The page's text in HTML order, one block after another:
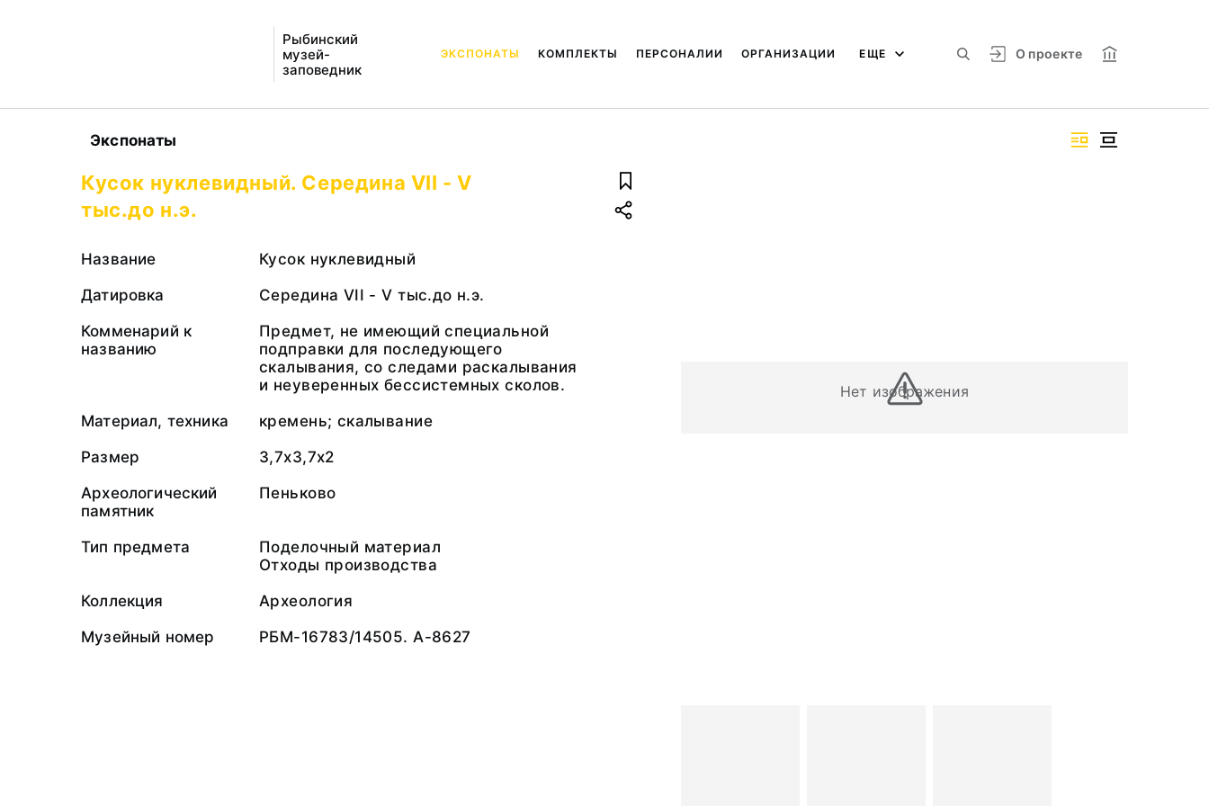
Рыбинский
музей-
заповедник
О проекте
ЭКСПОНАТЫ КОМПЛЕКТЫ ПЕРСОНАЛИИ ОРГАНИЗАЦИИ ЕЩЕ
Экспонаты
Нет изображения
Кусок нуклевидный. Середина VII - V
тыс.до н.э.
Название
Кусок нуклевидный
Датировка
Середина VII - V тыс.до н.э.
Комменарий к
названию
Предмет, не имеющий специальной
подправки для последующего
скалывания, со следами раскалывания
и неуверенных бессистемных сколов.
Материал, техника
кремень; скалывание
Размер
3,7х3,7х2
Археологический
памятник
Пеньково
Тип предмета
Поделочный материал
Отходы производства
Коллекция
Археология
Музейный номер
РБМ-16783/14505. А-8627